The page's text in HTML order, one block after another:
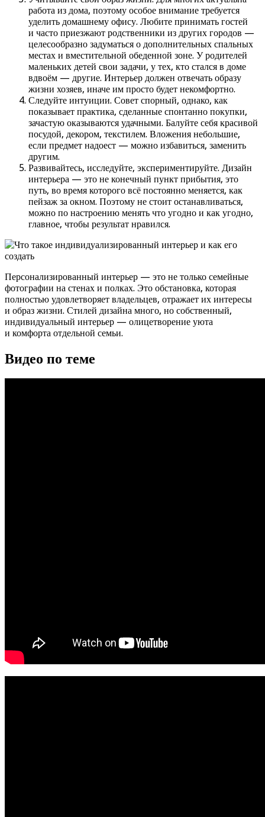
работа из дома, поэтому особое внимание требуется
уделить домашнему офису. Любите принимать гостей
и часто приезжают родственники из других городов —
целесообразно задуматься о дополнительных спальных
местах и вместительной обеденной зоне. У родителей
маленьких детей свои задачи, у тех, кто стался в доме
вдвоём — другие. Интерьер должен отвечать образу
жизни хозяев, иначе им просто будет некомфортно.
Следуйте интуиции. Совет спорный, однако, как
показывает практика, сделанные спонтанно покупки,
зачастую оказываются удачными. Балуйте себя красивой
посудой, декором, текстилем. Вложения небольшие,
если предмет надоест — можно избавиться, заменить
другим.
Развивайтесь, исследуйте, экспериментируйте. Дизайн
интерьера — это не конечный пункт прибытия, это
путь, во время которого всё постоянно меняется, как
пейзаж за окном. Поэтому не стоит останавливаться,
можно по настроению менять что угодно и как угодно,
главное, чтобы результат нравился.
Персонализированный интерьер — это не только семейные
фотографии на стенах и полках. Это обстановка, которая
полностью удовлетворяет владельцев, отражает их интересы
и образ жизни. Стилей дизайна много, но собственный,
индивидуальный интерьер — олицетворение уюта
и комфорта отдельной семьи.
Видео по теме